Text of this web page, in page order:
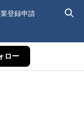
登録申請
ロー